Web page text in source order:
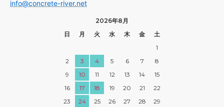
info@concrete-river.net
2026年8月
日
月 火 水 木 金
土
1
2
3 4 5 6 7
8
9
10 11 12 13 14
15
16
17 18 19 20 21
22
23
24 25 26 27 28
29